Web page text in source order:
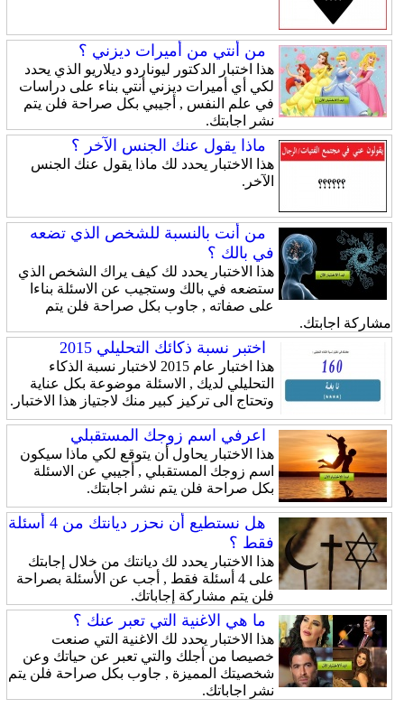
من أنتي من أميرات ديزني ؟
هذا اختبار الدكتور ليوناردو ديلاريو الذي يحدد
لكي أي أميرات ديزني أنتي بناء على دراسات
في علم النفس , أجيبي بكل صراحة فلن يتم
نشر اجابتك.
ماذا يقول عنك الجنس الآخر ؟
هذا الاختبار يحدد لك ماذا يقول عنك الجنس
الآخر.
من أنت بالنسبة للشخص الذي تضعه
في بالك ؟
هذا الاختبار يحدد لك كيف يراك الشخص الذي
ستضعه في بالك وستجيب عن الاسئلة بناءا
على صفاته , جاوب بكل صراحة فلن يتم
مشاركة اجابتك.
اختبر نسبة ذكائك التحليلي 2015
هذا اختبار عام 2015 لاختبار نسبة الذكاء
التحليلي لديك , الاسئلة موضوعة بكل عناية
وتحتاج الى تركيز كبير منك لاجتياز هذا الاختبار.
اعرفي اسم زوجك المستقبلي
هذا الاختبار يحاول أن يتوقع لكي ماذا سيكون
اسم زوجك المستقبلي , أجيبي عن الاسئلة
بكل صراحة فلن يتم نشر اجابتك.
هل نستطيع أن نحزر ديانتك من 4 أسئلة
فقط ؟
هذا الاختبار يحدد لك ديانتك من خلال إجابتك
على 4 أسئلة فقط , أجب عن الأسئلة بصراحة
فلن يتم مشاركة إجاباتك.
ما هي الاغنية التي تعبر عنك ؟
هذا الاختبار يحدد لك الاغنية التي صنعت
خصيصا من أجلك والتي تعبر عن حياتك وعن
شخصيتك المميزة , جاوب بكل صراحة فلن يتم
نشر اجاباتك.